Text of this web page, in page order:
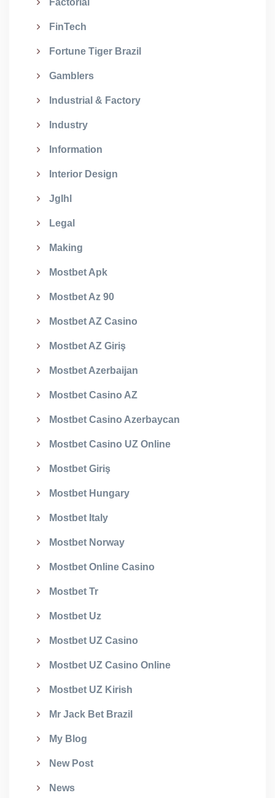
Factorial
FinTech
Fortune Tiger Brazil
Gamblers
Industrial & Factory
Industry
Information
Interior Design
Jglhl
Legal
Making
Mostbet Apk
Mostbet Az 90
Mostbet AZ Casino
Mostbet AZ Giriş
Mostbet Azerbaijan
Mostbet Casino AZ
Mostbet Casino Azerbaycan
Mostbet Casino UZ Online
Mostbet Giriş
Mostbet Hungary
Mostbet Italy
Mostbet Norway
Mostbet Online Casino
Mostbet Tr
Mostbet Uz
Mostbet UZ Casino
Mostbet UZ Casino Online
Mostbet UZ Kirish
Mr Jack Bet Brazil
My Blog
New Post
News